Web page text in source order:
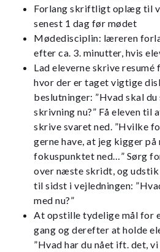
Forlang skriftligt oplæg til
senest 1 dag før mødet
Mødedisciplin: læreren
efter ca. 3. minutter, hvis
Lad eleverne skrive resumé
hvor der er taget vigtige
beslutninger: ”Hvad skal
skrivning nu?” Få eleven til
skrive svaret ned. ”Hvilke
gerne have, at jeg kigger
fokuspunktet ned…” Sørg
over næste skridt, og
til sidst i vejledningen:
med nu?”
At opstille tydelige mål for
gang og derefter at holde
”Hvad har du nået ift. det,